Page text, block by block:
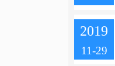
2019
11-29